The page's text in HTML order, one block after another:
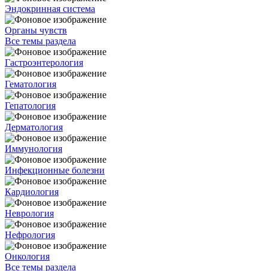
Эндокринная система
Органы чувств
Все темы раздела
Гастроэнтерология
Гематология
Гепатология
Дерматология
Иммунология
Инфекционные болезни
Кардиология
Неврология
Нефрология
Онкология
Все темы раздела